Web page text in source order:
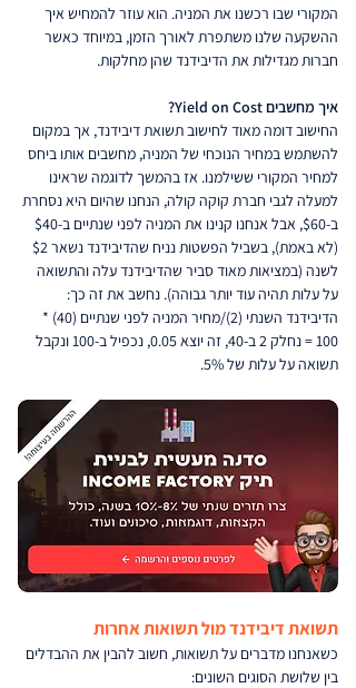
המקורי שבו רכשנו את המניה. הוא עוזר להמחיש איך
ההשקעה שלנו משתפרת לאורך הזמן, במיוחד כאשר
חברות מגדילות את הדיבידנד שהן מחלקות.
איך מחשבים Yield on Cost?
החישוב דומה מאוד לחישוב תשואת דיבידנד, אך במקום
להשתמש במחיר הנוכחי של המניה, מחשבים אותו ביחס
למחיר המקורי ששילמנו. אז בהמשך לדוגמה שראינו
למעלה לגבי חברת קוקה קולה, הנחנו שהיום היא נסחרת
לשנה (במציאות מאוד סביר שהדיבידנד עלה והתשואה
על עלות תהיה עוד יותר גבוהה). נחשב את זה כך:
הדיבידנד השנתי (2)/מחיר המניה לפני שנתיים (40) *
100 = נחלק 2 ב-40, זה יוצא 0.05, נכפיל ב-100 ונקבל
תשואה על עלות של 5%.
תשואת דיבידנד מול תשואות אחרות
כשאנחנו מדברים על תשואות, חשוב להבין את ההבדלים
בין שלושת הסוגים השונים: